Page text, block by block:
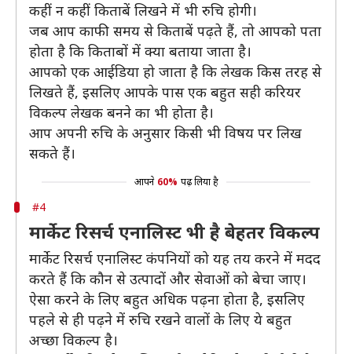
कहीं न कहीं किताबें लिखने में भी रुचि होगी।
जब आप काफी समय से किताबें पढ़ते हैं, तो आपको पता
होता है कि किताबों में क्या बताया जाता है।
आपको एक आईडिया हो जाता है कि लेखक किस तरह से
लिखते हैं, इसलिए आपके पास एक बहुत सही करियर
विकल्प लेखक बनने का भी होता है।
आप अपनी रुचि के अनुसार किसी भी विषय पर लिख
सकते हैं।
आपने 60% पढ़ लिया है
#4
मार्केट रिसर्च एनालिस्ट भी है बेहतर विकल्प
मार्केट रिसर्च एनालिस्ट कंपनियों को यह तय करने में मदद
करते हैं कि कौन से उत्पादों और सेवाओं को बेचा जाए।
ऐसा करने के लिए बहुत अधिक पढ़ना होता है, इसलिए
पहले से ही पढ़ने में रुचि रखने वालों के लिए ये बहुत
अच्छा विकल्प है।